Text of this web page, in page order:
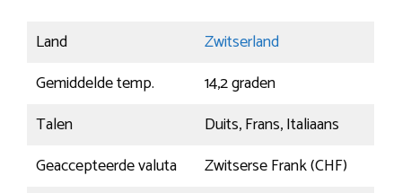
Land
Zwitserland
Gemiddelde temp.
14,2 graden
Talen
Duits, Frans, Italiaans
Geaccepteerde valuta
Zwitserse Frank (CHF)